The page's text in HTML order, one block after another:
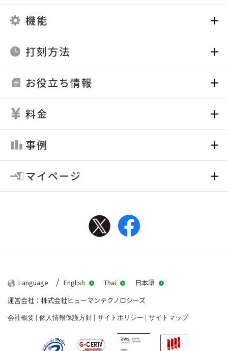
機能
打刻方法
お役立ち情報
料金
事例
マイページ
TwitterFacebook
会社概要 個人情報保護方針 サイトポリシー サイトマップ
Language English Thai
日本語
運営会社：株式会社ヒューマンテクノロジーズ